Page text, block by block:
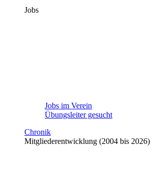
Jobs
Jobs im Verein
Übungsleiter gesucht
Chronik
Mitgliederentwicklung (2004 bis 2026)